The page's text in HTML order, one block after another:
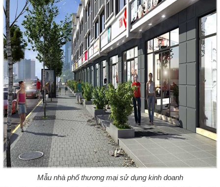
Mẫu nhà phố thương mại sử dụng kinh doanh